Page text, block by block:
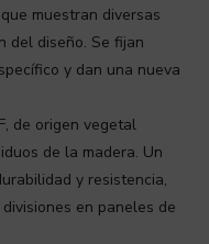
muestran diversas
del diseño. Se fijan
y dan una nueva
de origen vegetal
de la madera. Un
y resistencia,
en paneles de